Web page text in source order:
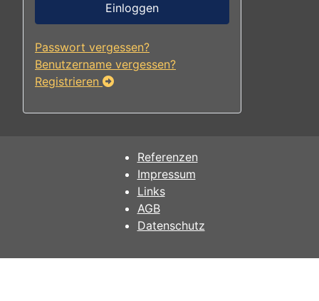
Einloggen
Passwort vergessen?
Benutzername vergessen?
Registrieren
Referenzen
Impressum
Links
AGB
Datenschutz